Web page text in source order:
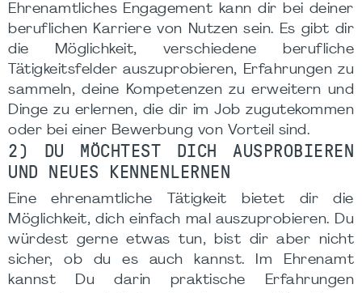
Ehrenamtliches Engagement kann dir bei deiner
beruflichen Karriere von Nutzen sein. Es gibt dir
die Möglichkeit, verschiedene berufliche
Tätigkeitsfelder auszuprobieren, Erfahrungen zu
sammeln, deine Kompetenzen zu erweitern und
Dinge zu erlernen, die dir im Job zugutekommen
oder bei einer Bewerbung von Vorteil sind.
2) DU MÖCHTEST DICH AUSPROBIEREN
UND NEUES KENNENLERNEN
Eine ehrenamtliche Tätigkeit bietet dir die
Möglichkeit, dich einfach mal auszuprobieren. Du
würdest gerne etwas tun, bist dir aber nicht
sicher, ob du es auch kannst. Im Ehrenamt
kannst Du darin praktische Erfahrungen